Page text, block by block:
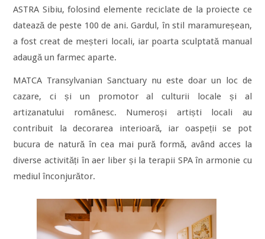
ASTRA Sibiu, folosind elemente reciclate de la proiecte ce
datează de peste 100 de ani. Gardul, în stil maramureșean,
a fost creat de meșteri locali, iar poarta sculptată manual
adaugă un farmec aparte.
MATCA Transylvanian Sanctuary nu este doar un loc de
cazare, ci și un promotor al culturii locale și al
artizanatului românesc. Numeroși artiști locali au
contribuit la decorarea interioară, iar oaspeții se pot
bucura de natură în cea mai pură formă, având acces la
diverse activități în aer liber și la terapii SPA în armonie cu
mediul înconjurător.